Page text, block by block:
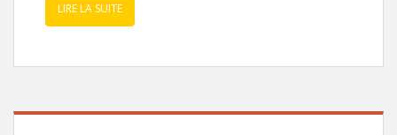
LIRE LA SUITE